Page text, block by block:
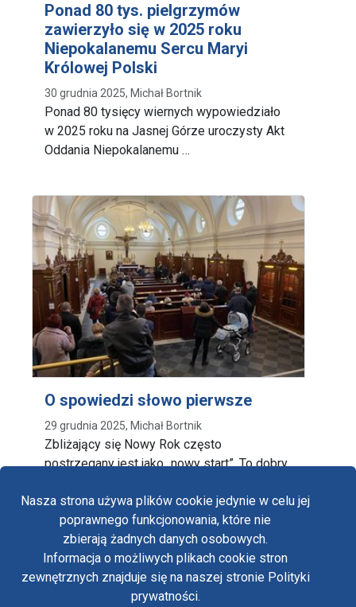
Nasza strona używa plików cookie jedynie w celu jej
poprawnego funkcjonowania, które nie
zbierają żadnych danych osobowych.
Informacja o możliwych plikach cookie stron
zewnętrznych znajduje się na naszej stronie Polityki
prywatności.
Ponad 80 tys. pielgrzymów
zawierzyło się w 2025 roku
Niepokalanemu Sercu Maryi
Królowej Polski
30 grudnia 2025, Michał Bortnik
Ponad 80 tysięcy wiernych wypowiedziało
w 2025 roku na Jasnej Górze uroczysty Akt
Oddania Niepokalanemu …
O spowiedzi słowo pierwsze
29 grudnia 2025, Michał Bortnik
Zbliżający się Nowy Rok często
postrzegany jest jako „nowy start”. To dobry
Polityka prywatności